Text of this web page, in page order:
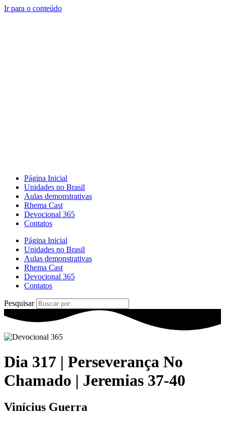
Ir para o conteúdo
Página Inicial
Unidades no Brasil
Aulas demonstrativas
Rhema Cast
Devocional 365
Contatos
Página Inicial
Unidades no Brasil
Aulas demonstrativas
Rhema Cast
Devocional 365
Contatos
Pesquisar
Dia 317 | Perseverança No
Chamado | Jeremias 37-40
Vinícius Guerra